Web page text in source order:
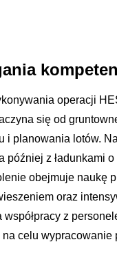
operacji
się od
i planowania lotów.
później z ładunkami
obejmuje naukę
oraz
z
celu wypracowanie